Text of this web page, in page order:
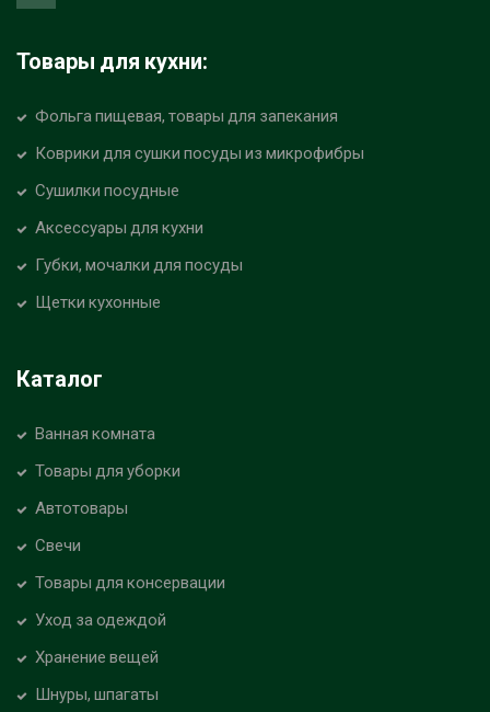
Товары для кухни:
Фольга пищевая, товары для запекания
Коврики для сушки посуды из микрофибры
Сушилки посудные
Аксессуары для кухни
Губки, мочалки для посуды
Щетки кухонные
Каталог
Ванная комната
Товары для уборки
Автотовары
Свечи
Товары для консервации
Уход за одеждой
Хранение вещей
Шнуры, шпагаты